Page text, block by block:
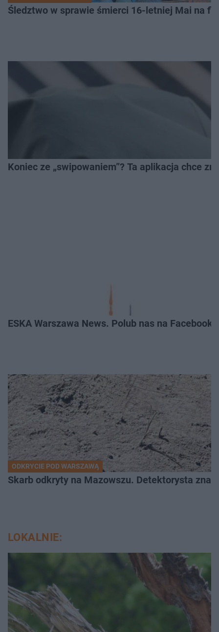
Śledztwo w sprawie śmierci 16-letniej Mai na
Koniec ze „swipowaniem”? Ta aplikacja chce
ESKA Warszawa News. Polub nas na
ODKRYCIE POD WARSZAWĄ
Skarb odkryty na Mazowszu. Detektorysta
LOKALNIE: